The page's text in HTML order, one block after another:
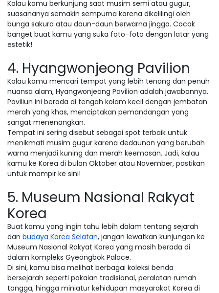
Kalau kamu berkunjung saat musim semi atau gugur,
suasananya semakin sempurna karena dikelilingi oleh
bunga sakura atau daun-daun berwarna jingga. Cocok
banget buat kamu yang suka foto-foto dengan latar yang
estetik!
4. Hyangwonjeong Pavilion
Kalau kamu mencari tempat yang lebih tenang dan penuh
nuansa alam, Hyangwonjeong Pavilion adalah jawabannya.
Paviliun ini berada di tengah kolam kecil dengan jembatan
merah yang khas, menciptakan pemandangan yang
sangat menenangkan.
Tempat ini sering disebut sebagai spot terbaik untuk
menikmati musim gugur karena dedaunan yang berubah
warna menjadi kuning dan merah keemasan. Jadi, kalau
kamu ke Korea di bulan Oktober atau November, pastikan
untuk mampir ke sini!
5. Museum Nasional Rakyat
Korea
Buat kamu yang ingin tahu lebih dalam tentang sejarah
danbudaya Korea Selatan, jangan lewatkan kunjungan ke
Museum Nasional Rakyat Korea yang masih berada di
dalam kompleks Gyeongbok Palace.
Di sini, kamu bisa melihat berbagai koleksi benda
bersejarah seperti pakaian tradisional, peralatan rumah
tangga, hingga miniatur kehidupan masyarakat Korea di